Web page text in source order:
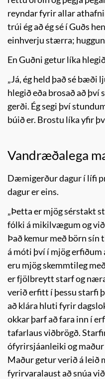
reyndar fyrir allar
trúi ég að ég sé í Guðs
einhverju stærra; huggun
En Guðni getur líka
„Já, ég held það sé
hlegið eða brosað að því
gerði. Ég segi því
búið er. Brostu líka yfir
Vandræðalega
Dæmigerður dagur í lífi
dagur er eins.
„Þetta er mjög sérstakt
fólki á mikilvægum og
Það kemur með börn sín
á móti því í mjög
eru mjög skemmtileg
er fjölbreytt starf og
verið erfitt í þessu starfi
að klára hluti fyrir
okkar þarf að fara inn í
tafarlaus viðbrögð.
ófyrirsjáanleiki og
Maður getur verið á leið
fyrirvaralaust að snúa